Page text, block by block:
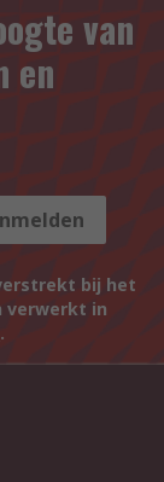
van
en
bij het
verwerkt in
.